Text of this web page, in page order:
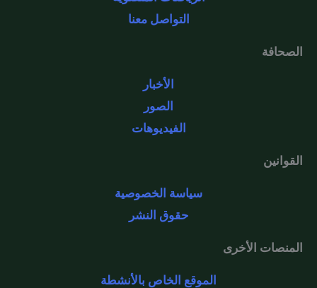
التواصل معنا
الصحافة
الأخبار
الصور
الفيديوهات
القوانين
سياسة الخصوصية
حقوق النشر
المنصات الأخرى
الموقع الخاص بالأنشطة